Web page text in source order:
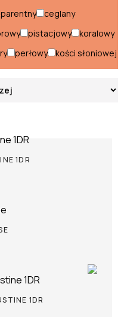
ceglany
pistacjowy
koralowy
perłowy kości słoniowej
1DR
1DR